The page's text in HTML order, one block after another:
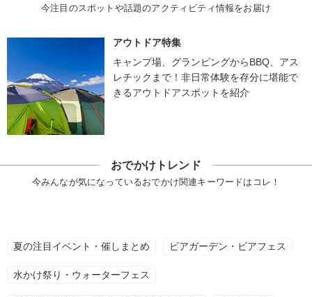
今注目のスポットや話題のアクティビティ情報をお届け
アウトドア特集
キャンプ場、グランピングからBBQ、アス
レチックまで！非日常体験を存分に堪能で
きるアウトドアスポットを紹介
おでかけトレンド
今みんなが気になっているおでかけ関連キーワードはコレ！
夏の注目イベント・催しまとめ ビアガーデン・ビアフェス
水かけ祭り・ウォーターフェス